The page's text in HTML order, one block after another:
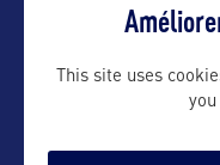
This site uses